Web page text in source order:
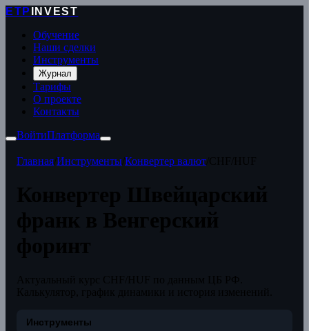
ETP
INVEST
Обучение
Наши сделки
Инструменты
Журнал
Тарифы
О проекте
Контакты
ВойтиПлатформа
Главная Инструменты Конвертер валют
Инструменты